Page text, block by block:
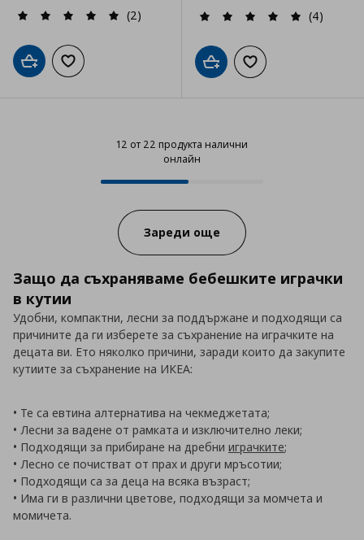
(2)
Добави в кошницата
Добави към списъка с любими
(4)
Добави в кошницата
Добави към
12 от 22 продукта налични
онлайн
12 от 22 продукта налични
Progress:
Зареди още
Защо да съхраняваме бебешките играчки
в кутии
Удобни, компактни, лесни за поддържане и подходящи са
причините да ги изберете за съхранение на играчките на
децата ви. Ето няколко причини, заради които да закупите
кутиите за съхранение на ИКЕА:
• Те са евтина алтернатива на чекмеджетата;
• Лесни за вадене от рамката и изключително леки;
• Подходящи за прибиране на дребни играчките;
• Лесно се почистват от прах и други мръсотии;
• Подходящи са за деца на всяка възраст;
• Има ги в различни цветове, подходящи за момчета и
момичета.